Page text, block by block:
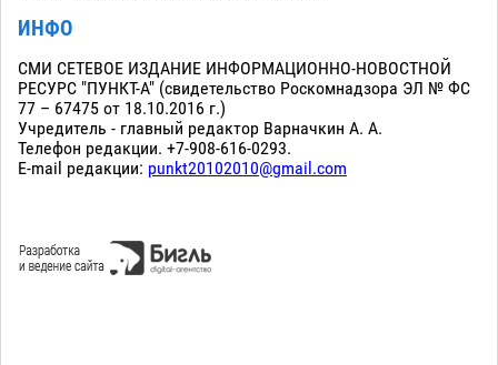
ИНФО
СМИ СЕТЕВОЕ ИЗДАНИЕ ИНФОРМАЦИОННО-НОВОСТНОЙ
РЕСУРС "ПУНКТ-А" (свидетельство Роскомнадзора ЭЛ № ФС
77 – 67475 от 18.10.2016 г.)
Учредитель - главный редактор Варначкин А. А.
Телефон редакции. +7-908-616-0293.
E-mail редакции: punkt20102010@gmail.com